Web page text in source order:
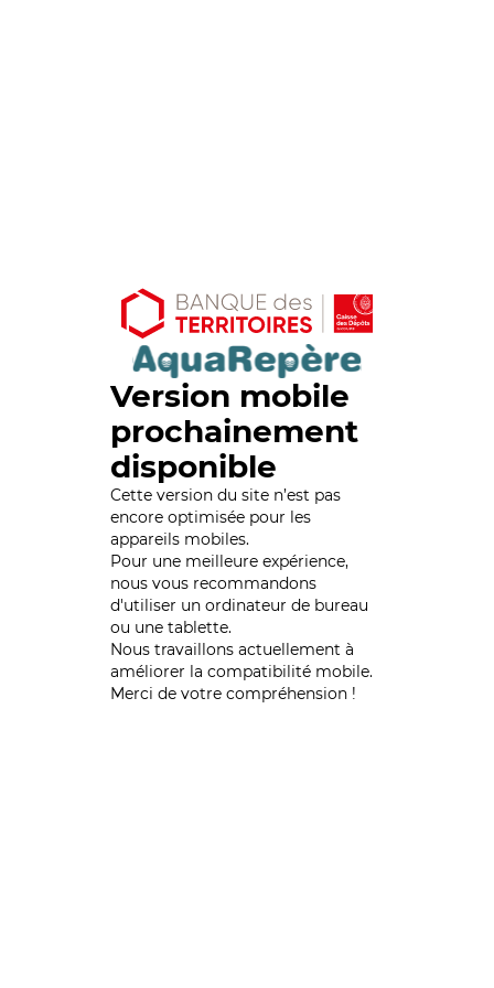
Version mobile
prochainement
disponible
Cette version du site n’est pas
encore optimisée pour les
appareils mobiles.
Pour une meilleure expérience,
nous vous recommandons
d'utiliser un ordinateur de bureau
ou une tablette.
Nous travaillons actuellement à
améliorer la compatibilité mobile.
Merci de votre compréhension !